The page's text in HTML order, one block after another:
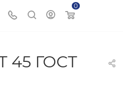
0
45 ГОСТ